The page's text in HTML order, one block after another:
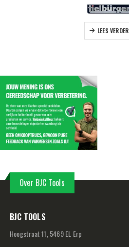
LEES VERDER
Over BJC Tools
BJC TOOLS
Hoogstraat 11, 5469 EL Erp